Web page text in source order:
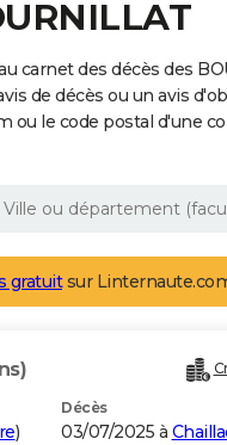
carnet des décès des
de décès ou un avis
ou le code postal d'une
gratuitsur
)
Décès
03/07/2025 à